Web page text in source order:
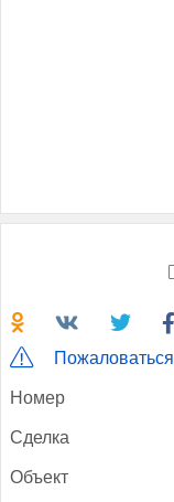
Пожаловаться
Но­мер
Сдел­ка
Объ­ект